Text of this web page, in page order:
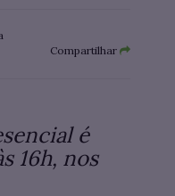
Compartilhar
é
16h, nos